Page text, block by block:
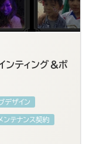
ンティング＆ボ
デザイン
ンテナンス契約